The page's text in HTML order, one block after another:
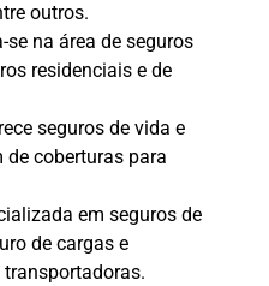
outros.
se na área de seguros
residenciais e de
seguros de vida e
de coberturas para
em seguros de
de cargas e